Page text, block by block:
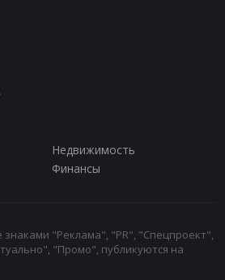
Недвижимость
Финансы
"Реклама", "PR", "Спецпроект",
"Промо", публикуются на